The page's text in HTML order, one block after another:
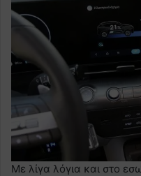
Με λίγα λόγια και στο